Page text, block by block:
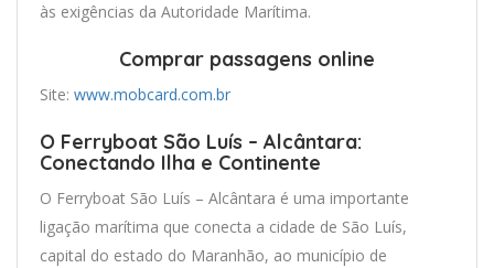
às exigências da Autoridade Marítima.
Comprar passagens online
Site: www.mobcard.com.br
O Ferryboat São Luís – Alcântara:
Conectando Ilha e Continente
O Ferryboat São Luís – Alcântara é uma importante
ligação marítima que conecta a cidade de São Luís,
capital do estado do Maranhão, ao município de